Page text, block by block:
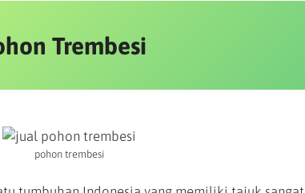
Trembesi
pohon trembesi